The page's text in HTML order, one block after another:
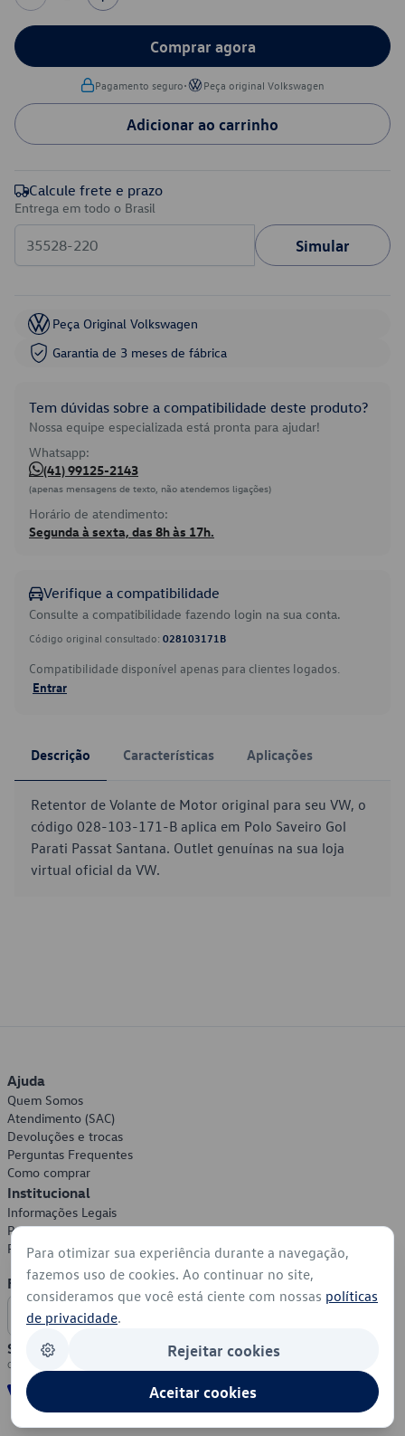
Comprar agora
Pagamento seguro• Peça original Volkswagen
Adicionar ao carrinho
Calcule frete e prazo
Entrega em todo o Brasil
Simular
Peça Original Volkswagen
Garantia de 3 meses de fábrica
Tem dúvidas sobre a compatibilidade deste produto?
Nossa equipe especializada está pronta para ajudar!
Whatsapp:
(41) 99125-2143
(apenas mensagens de texto, não atendemos ligações)
Horário de atendimento:
Segunda à sexta, das 8h às 17h.
Verifique a compatibilidade
Consulte a compatibilidade fazendo login na sua conta.
Código original consultado: 028103171B
Compatibilidade disponível apenas para clientes logados.
Entrar
Descrição Características Aplicações
Retentor de Volante de Motor original para seu VW, o
código 028-103-171-B aplica em Polo Saveiro Gol
Parati Passat Santana. Outlet genuínas na sua loja
virtual oficial da VW.
Ajuda
Quem Somos
Atendimento (SAC)
Devoluções e trocas
Perguntas Frequentes
Como comprar
Institucional
Informações Legais
Política de Privacidade
Política de Cookies
Formas de Pagamento
Segurança
Para otimizar sua experiência durante a navegação,
fazemos uso de cookies. Ao continuar no site,
consideramos que você está ciente com nossas políticas
de privacidade.
Rejeitar cookies
Aceitar cookies